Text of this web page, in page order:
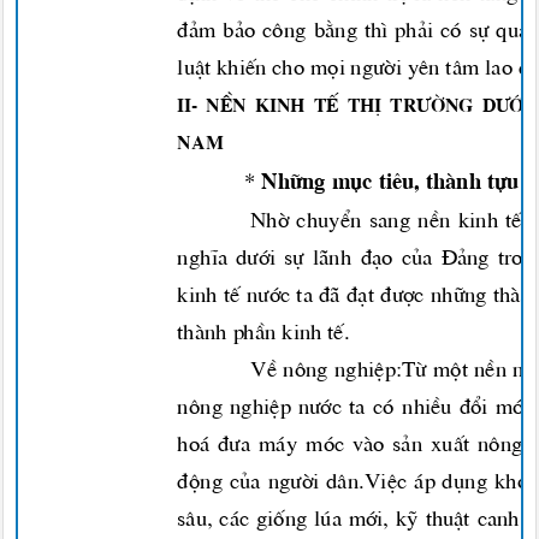
®¶m b¶o c«ng b»ng th× ph¶i cã sù
luËt khiÕn cho mäing-êi yªn t©m lao
II- NÒn kinh tÕ thÞtr-êng d-
Nam
*Nh÷ng môc tiªu, thµnh tùu
Nhê chuyÓn sang nÒn kinh tÕ
nghÜad-íi sù l·nh ®¹o cña §¶ng
kinh tÕ n-ícta ®· ®¹t®-îcnh÷ng
thµnh phÇn kinh tÕ.
VÒ n«ng nghiÖp:Tõ mét nÒn
n«ng nghiÖp n-ícta cã nhiÒu ®æi míi.
ho¸®-am¸y mãc vµo s¶n xuÊt n«ng
®éng cña ng-êid©n.ViÖc ¸p dông
s©u, c¸c gièng lóa míi, kü thuËt canh